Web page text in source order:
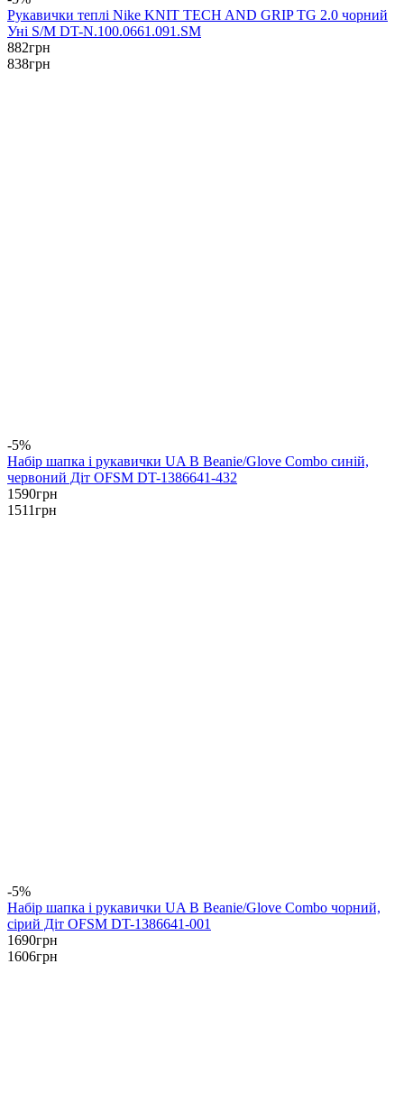
Рукавички теплі Nike KNIT TECH AND GRIP TG 2.0 чорний
Уні S/M DT-N.100.0661.091.SM
882грн
838грн
-5%
Набір шапка і рукавички UA B Beanie/Glove Combo синій,
червоний Діт OFSM DT-1386641-432
1590грн
1511грн
-5%
Набір шапка і рукавички UA B Beanie/Glove Combo чорний,
сірий Діт OFSM DT-1386641-001
1690грн
1606грн